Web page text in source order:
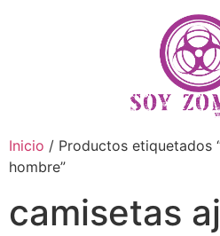
Inicio / Productos etiquetados
hombre”
camisetas